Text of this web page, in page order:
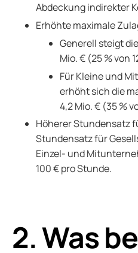
Abdeckung indirekter
Erhöhte maximale
Generell steigt
Mio. € (25 % von
Für Kleine und
erhöht sich die
4,2 Mio. € (35 %
Höherer Stundensatz
Stundensatz für
Einzel- und
100 € pro Stunde.
2. Was